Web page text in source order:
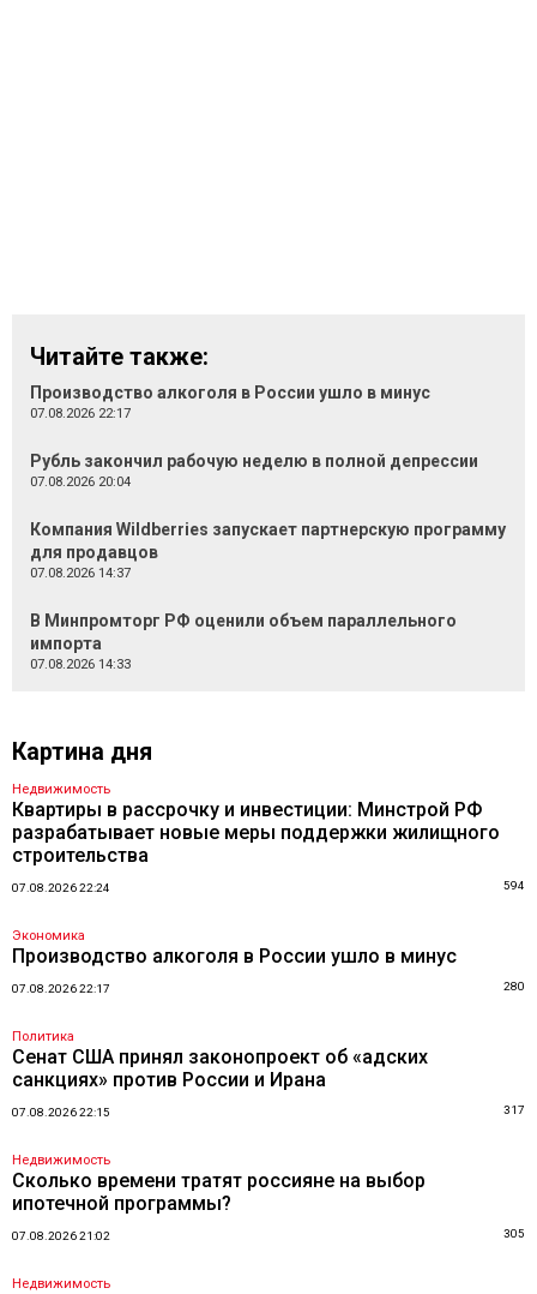
Читайте также:
Производство алкоголя в России ушло в минус
07.08.2026 22:17
Рубль закончил рабочую неделю в полной депрессии
07.08.2026 20:04
Компания Wildberries запускает партнерскую программу
для продавцов
07.08.2026 14:37
В Минпромторг РФ оценили объем параллельного
импорта
07.08.2026 14:33
Картина дня
Недвижимость
Квартиры в рассрочку и инвестиции: Минстрой РФ
разрабатывает новые меры поддержки жилищного
строительства
07.08.2026 22:24 594
Экономика
Производство алкоголя в России ушло в минус
07.08.2026 22:17 280
Политика
Сенат США принял законопроект об «адских
санкциях» против России и Ирана
07.08.2026 22:15 317
Недвижимость
Сколько времени тратят россияне на выбор
ипотечной программы?
07.08.2026 21:02 305
Недвижимость